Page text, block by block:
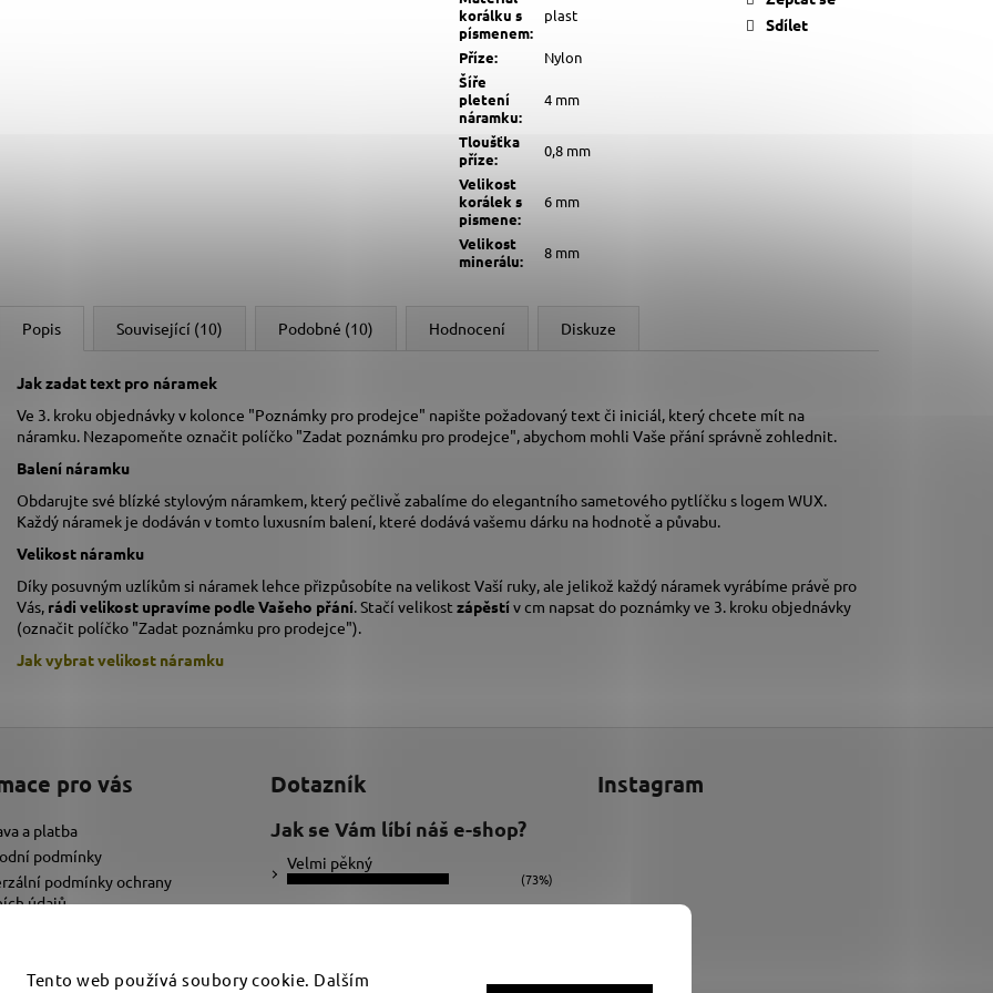
Tento web používá soubory cookie. Dalším
korálku s
písmenem:
plast
Příze:
Nylon
Šíře
pletení
náramku:
4 mm
Tloušťka
příze:
0,8 mm
Velikost
korálek s
pismene:
6 mm
Velikost
minerálu: 8 mm
Sdílet
Popis Související (10) Podobné (10) Hodnocení Diskuze
Jak zadat text pro náramek
Ve 3. kroku objednávky v kolonce "Poznámky pro prodejce" napište požadovaný text či iniciál, který chcete mít na
náramku. Nezapomeňte označit políčko "Zadat poznámku pro prodejce", abychom mohli Vaše přání správně zohlednit.
Balení náramku
Obdarujte své blízké stylovým náramkem, který pečlivě zabalíme do elegantního sametového pytlíčku s logem WUX.
Každý náramek je dodáván v tomto luxusním balení, které dodává vašemu dárku na hodnotě a půvabu.
Velikost náramku
Díky posuvným uzlíkům si náramek lehce přizpůsobíte na velikost Vaší ruky, ale jelikož každý náramek vyrábíme právě pro
Vás, rádi velikost upravíme podle Vašeho přání . Stačí velikost zápěstív cm napsat do poznámky ve 3. kroku objednávky
(označit políčko "Zadat poznámku pro prodejce").
Jak vybrat velikost náramku
pro vás
a platba
podmínky
podmínky ochrany
údajů
text pro náramek
Dotazník
Jak se Vám líbí náš e-shop?
Velmi pěkný
(73%)
Ujde to
Instagram